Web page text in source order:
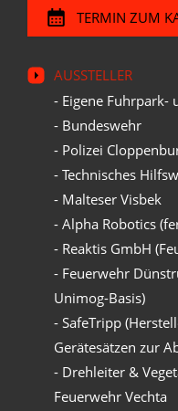
TERMIN ZUM
AUSSTELLER
- Eigene Fuhrpark-
- Bundeswehr
- Polizei
- Technisches
- Malteser Visbek
- Alpha Robotics
- Reaktis GmbH
- Feuerwehr
Unimog-Basis)
- SafeTripp
Gerätesätzen zur
- Drehleiter &
Feuerwehr Vechta